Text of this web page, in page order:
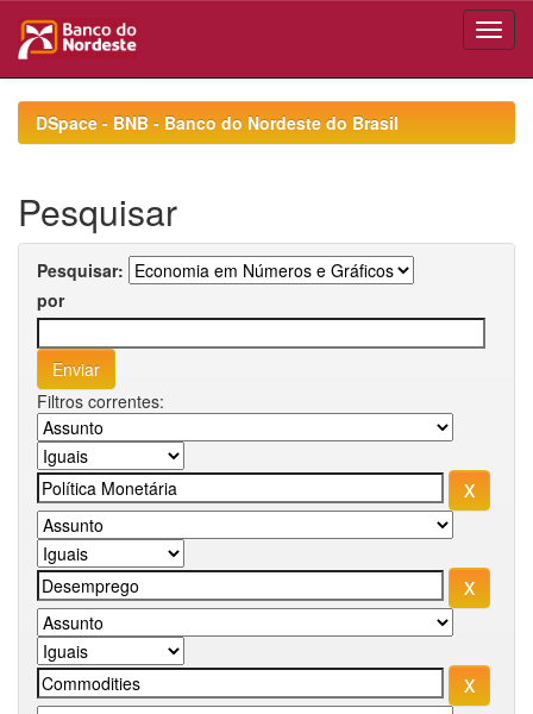
navigationDSpace - BNB - Banco do Nordeste do Brasil
Pesquisar
Pesquisar:
por
Filtros correntes: